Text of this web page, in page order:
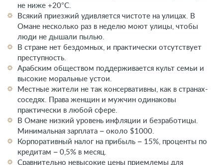
не ниже +20°С.
Всякий приезжий удивляется чистоте на улицах. В
Омане несколько раз в неделю моют улицы, чтобы
люди не дышали пылью.
В стране нет бездомных, и практически отсутствует
преступность.
Арабским обществом поддерживается культ семьи и
высокие моральные устои.
Местные жители не так консервативны, как в странах-
соседях. Права женщин и мужчин одинаковы
практически в любой сфере.
В Омане низкий уровень инфляции и безработицы.
Минимальная зарплата – около $1000.
Корпоративный налог на прибыль – 15%, проценты по
кредитам – 0,5% в месяц.
Сравнительно невысокие цены приемлемы для